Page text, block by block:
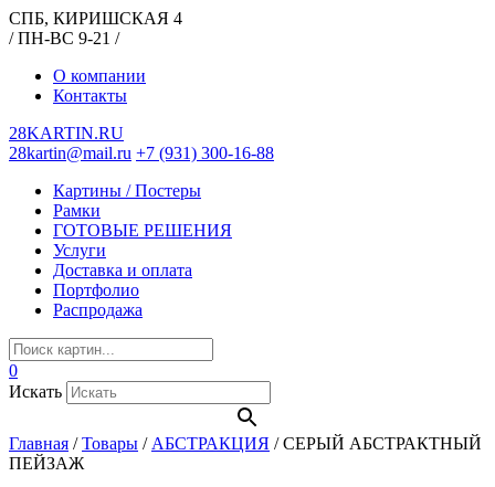
СПБ, КИРИШСКАЯ 4
/ ПН-ВС 9-21 /
О компании
Контакты
28KARTIN.RU
28kartin@mail.ru +7 (931) 300-16-88
Картины / Постеры
Рамки
ГОТОВЫЕ РЕШЕНИЯ
Услуги
Доставка и оплата
Портфолио
Распродажа
0
Искать
Главная /Товары / АБСТРАКЦИЯ /СЕРЫЙ АБСТРАКТНЫЙ
ПЕЙЗАЖ